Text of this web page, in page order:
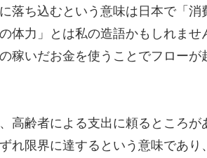
落ち込むという意味は日本で「消
体力」とは私の造語かもしれま
稼いだお金を使うことでフロー
高齢者による支出に頼るところ
れ限界に達するという意味であ